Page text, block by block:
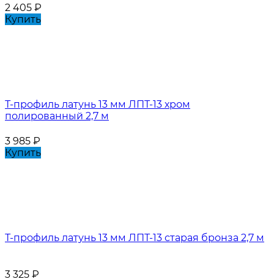
2 405 ₽
Купить
Т-профиль латунь 13 мм ЛПТ-13 хром
полированный 2,7 м
3 985 ₽
Купить
Т-профиль латунь 13 мм ЛПТ-13 старая бронза 2,7 м
3 325 ₽